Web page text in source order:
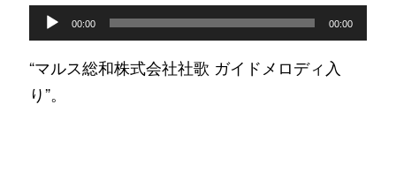
声
プ
レ
00:00 00:00
“マルス総和株式会社社歌 ガイドメロディ入
り”。